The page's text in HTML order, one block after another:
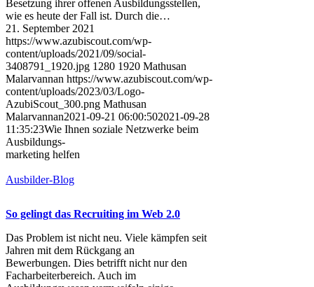
Besetzung ihrer offenen Ausbildungsstellen,
wie es heute der Fall ist. Durch die…
21. September 2021
https://www.azubiscout.com/wp-
content/uploads/2021/09/social-
3408791_1920.jpg 1280 1920 Mathusan
Malarvannan https://www.azubiscout.com/wp-
content/uploads/2023/03/Logo-
AzubiScout_300.png Mathusan
Malarvannan2021-09-21 06:00:502021-09-28
11:35:23Wie Ihnen soziale Netzwerke beim
Ausbildungs-
marketing helfen
Ausbilder-Blog
So gelingt das Recruiting im Web 2.0
Das Problem ist nicht neu. Viele kämpfen seit
Jahren mit dem Rückgang an
Bewerbungen. Dies betrifft nicht nur den
Facharbeiterbereich. Auch im